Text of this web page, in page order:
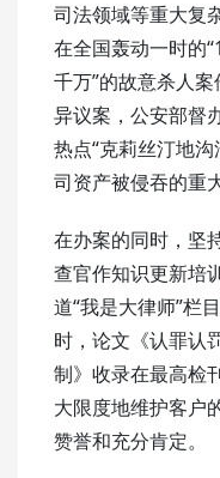
司法领域等重大复
在全国轰动一时的
千万”的故意杀人
异议案，公安部督
热点“克莉丝汀地
司资产被侵吞的重
在办案的同时，坚
查官作知识更新培
道“我是大律师”栏
时，论文《认罪认
制》收录在最高检
大限度地维护客户
赞誉和充分肯定。